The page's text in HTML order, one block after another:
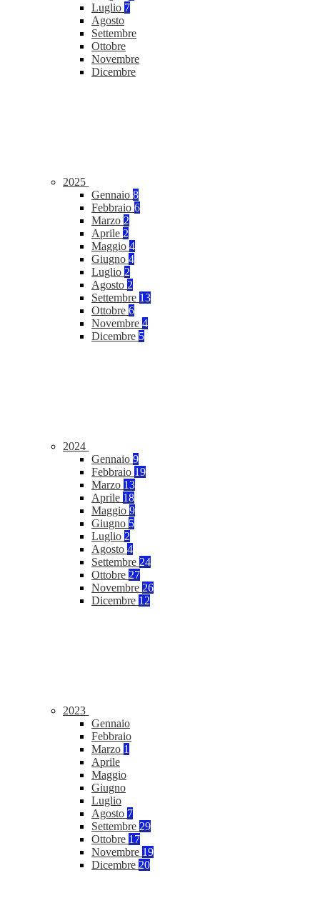
Luglio 7
Agosto
Settembre
Ottobre
Novembre
Dicembre
2025
Gennaio 8
Febbraio 6
Marzo 2
Aprile 2
Maggio 4
Giugno 4
Luglio 2
Agosto 2
Settembre 13
Ottobre 6
Novembre 4
Dicembre 5
2024
Gennaio 9
Febbraio 19
Marzo 13
Aprile 18
Maggio 9
Giugno 5
Luglio 2
Agosto 4
Settembre 24
Ottobre 27
Novembre 26
Dicembre 12
2023
Gennaio
Febbraio
Marzo 1
Aprile
Maggio
Giugno
Luglio
Agosto 7
Settembre 29
Ottobre 17
Novembre 19
Dicembre 20